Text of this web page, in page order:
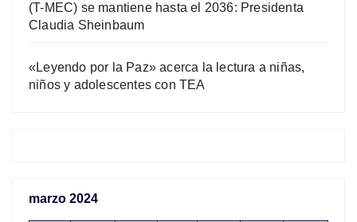
(T-MEC) se mantiene hasta el 2036: Presidenta
Claudia Sheinbaum
«Leyendo por la Paz» acerca la lectura a niñas,
niños y adolescentes con TEA
marzo 2024